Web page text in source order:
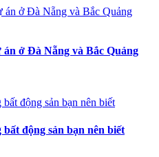
ở Đà Nẵng và Bắc Quảng
động sản bạn nên biết